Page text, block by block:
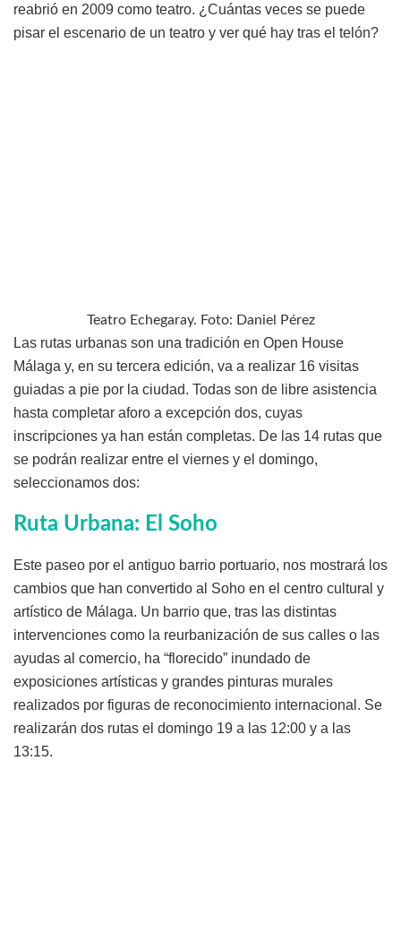
reabrió en 2009 como teatro. ¿Cuántas veces se puede
pisar el escenario de un teatro y ver qué hay tras el telón?
Teatro Echegaray. Foto: Daniel Pérez
Las rutas urbanas son una tradición en Open House
Málaga y, en su tercera edición, va a realizar 16 visitas
guiadas a pie por la ciudad. Todas son de libre asistencia
hasta completar aforo a excepción dos, cuyas
inscripciones ya han están completas. De las 14 rutas que
se podrán realizar entre el viernes y el domingo,
seleccionamos dos:
Ruta Urbana: El Soho
Este paseo por el antiguo barrio portuario, nos mostrará los
cambios que han convertido al Soho en el centro cultural y
artístico de Málaga. Un barrio que, tras las distintas
intervenciones como la reurbanización de sus calles o las
ayudas al comercio, ha “florecido” inundado de
exposiciones artísticas y grandes pinturas murales
realizados por figuras de reconocimiento internacional. Se
realizarán dos rutas el domingo 19 a las 12:00 y a las
13:15.